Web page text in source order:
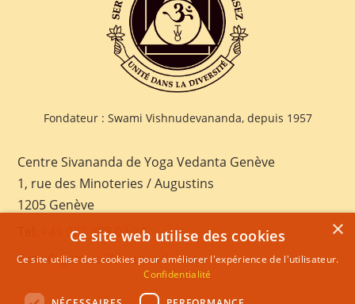
Fondateur : Swami Vishnudevananda, depuis 1957
Centre Sivananda de Yoga Vedanta Genève
1, rue des Minoteries / Augustins
1205 Genève
+41 022 328 03 28
E-mail:geneva@sivananda.net
×
Ce site web utilise des cookies
Ce site utilise des cookies pour améliorer l'expérience de l'utilisateur.
Confidentialité